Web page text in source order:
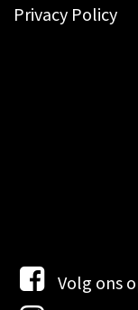
Privacy Policy
Volg ons